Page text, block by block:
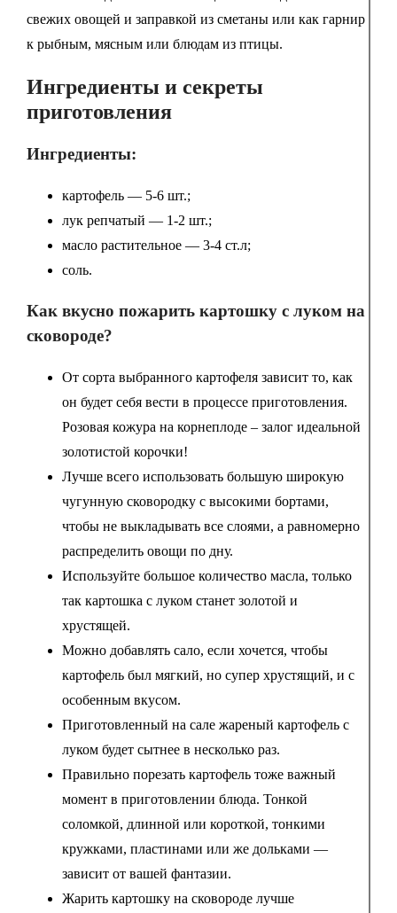
свежих овощей и заправкой из сметаны или как гарнир
к рыбным, мясным или блюдам из птицы.
Ингредиенты и секреты
приготовления
Ингредиенты:
картофель — 5-6 шт.;
лук репчатый — 1-2 шт.;
масло растительное — 3-4 ст.л;
соль.
Как вкусно пожарить картошку с луком на
сковороде?
От сорта выбранного картофеля зависит то, как
он будет себя вести в процессе приготовления.
Розовая кожура на корнеплоде – залог идеальной
золотистой корочки!
Лучше всего использовать большую широкую
чугунную сковородку с высокими бортами,
чтобы не выкладывать все слоями, а равномерно
распределить овощи по дну.
Используйте большое количество масла, только
так картошка с луком станет золотой и
хрустящей.
Можно добавлять сало, если хочется, чтобы
картофель был мягкий, но супер хрустящий, и с
особенным вкусом.
Приготовленный на сале жареный картофель с
луком будет сытнее в несколько раз.
Правильно порезать картофель тоже важный
момент в приготовлении блюда. Тонкой
соломкой, длинной или короткой, тонкими
кружками, пластинами или же дольками —
зависит от вашей фантазии.
Жарить картошку на сковороде лучше